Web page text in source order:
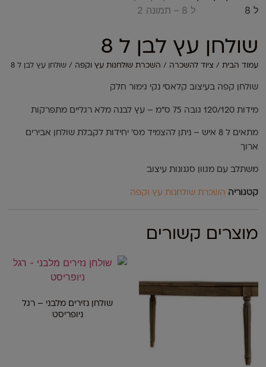
שולחן עץ לבן ל 8
עמוד הבית / ציוד להשכרה / השכרת שולחנות עץ וקפה / שולחן עץ לבן ל 8
שולחן קפה בעיצוב קלאסי נקי גימור חלק
מידות 120/120 גובה 75 ס"מ – עץ לבנה מלא רגליים מתפרקות
מתאים ל 8 איש – ניתן להצמיד מס' יחידות לקבלת שולחן אבירים
ארוך
משתלב עם מגוון סגנונות עיצוב
קטגוריה השכרת שולחנות עץ וקפה
מוצרים קשורים
שולחן נזירים מלבני – רגל
ניופריסט